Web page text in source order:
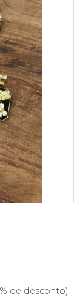
de desconto)